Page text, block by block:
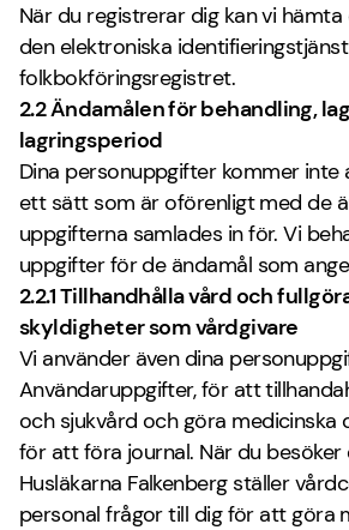
När du registrerar dig kan vi
den elektroniska
folkbokföringsregistret.
2.2 Ändamålen för behandling,
lagringsperiod
Dina personuppgifter kommer inte
ett sätt som är oförenligt med de
uppgifterna samlades in för. Vi
uppgifter för de ändamål som
2.2.1 Tillhandhålla vård och
skyldigheter som vårdgivare
Vi använder även dina
Användaruppgifter, för att
och sjukvård och göra medicinska
för att föra journal. När du
Husläkarna Falkenberg ställer
personal frågor till dig för att göra